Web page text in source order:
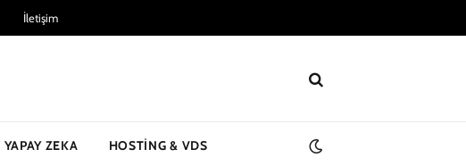
İletişim
YAPAY ZEKA HOSTING & VDS